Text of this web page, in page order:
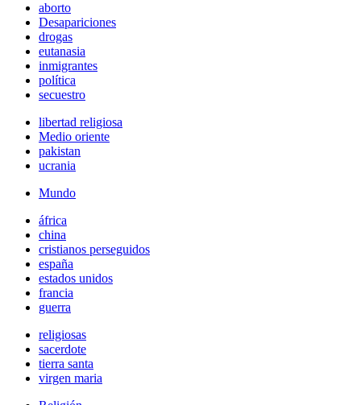
aborto
Desapariciones
drogas
eutanasia
inmigrantes
política
secuestro
libertad religiosa
Medio oriente
pakistan
ucrania
Mundo
áfrica
china
cristianos perseguidos
españa
estados unidos
francia
guerra
religiosas
sacerdote
tierra santa
virgen maria